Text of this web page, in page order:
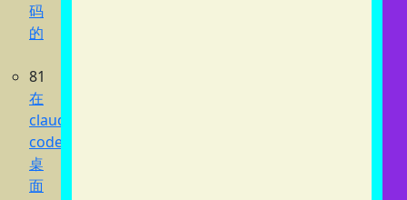
码
的
81
在
claude
code
桌
面